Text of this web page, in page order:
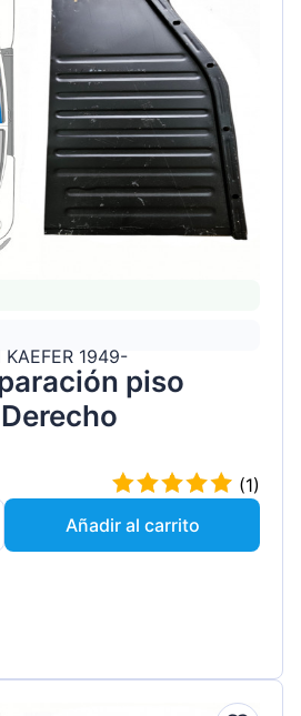
KAEFER 1949-
piso
(1)
Añadir al carrito